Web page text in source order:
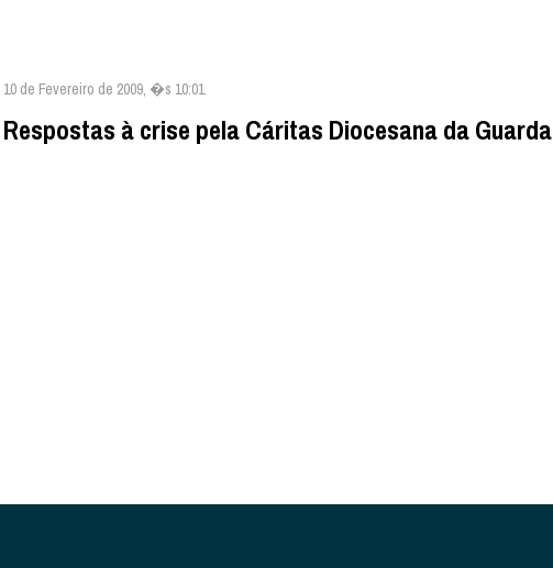
10 de Fevereiro de 2009, �s 10:01
Respostas à crise pela Cáritas Diocesana da Guarda